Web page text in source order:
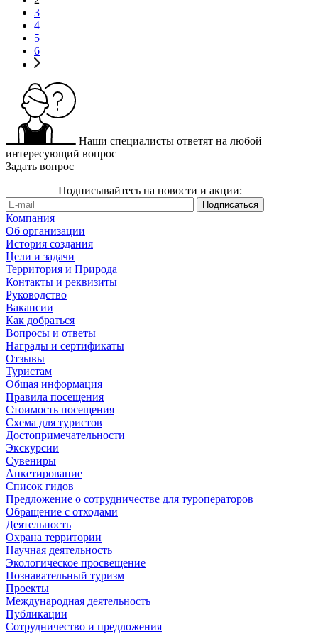
3
4
5
6
Наши специалисты ответят на любой
интересующий вопрос
Задать вопрос
Подписывайтесь на новости и акции:
Компания
Об организации
История создания
Цели и задачи
Территория и Природа
Контакты и реквизиты
Руководство
Вакансии
Как добраться
Вопросы и ответы
Награды и сертификаты
Отзывы
Туристам
Общая информация
Правила посещения
Стоимость посещения
Схема для туристов
Достопримечательности
Экскурсии
Сувениры
Анкетирование
Список гидов
Предложение о сотрудничестве для туроператоров
Обращение с отходами
Деятельность
Охрана территории
Научная деятельность
Экологическое просвещение
Познавательный туризм
Проекты
Международная деятельность
Публикации
Сотрудничество и предложения